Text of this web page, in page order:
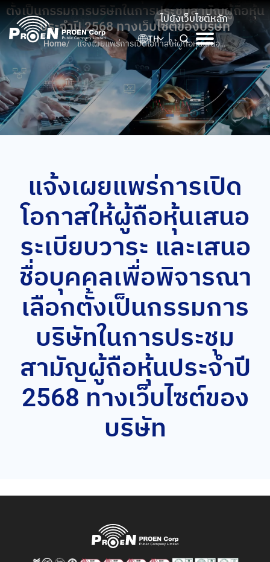
Skip
to
content
ไปยังเว็บไซต์หลัก
TH
ตั้งเป็นกรรมการบริษัทในการประชุมสามัญผู้ถือหุ้น
ประจำปี 2568 ทางเว็บไซต์ของบริษัท
Home/
แจ้งเผยแพร่การเปิดโอกาสให้ผู้ถือหุ้นเสนอ
ระเบียบวาระ และเสนอชื่อบุคคลเพื่อพิจารณา
เลือกตั้งเป็นกรรมการบริษัทในการประชุม
สามัญผู้ถือหุ้นประจำปี 2568 ทางเว็บไซต์ของ
บริษัท
แจ้งเผยแพร่การเปิด
โอกาสให้ผู้ถือหุ้นเสนอ
ระเบียบวาระ และเสนอ
ชื่อบุคคลเพื่อพิจารณา
เลือกตั้งเป็นกรรมการ
บริษัทในการประชุม
สามัญผู้ถือหุ้นประจำปี
2568 ทางเว็บไซต์ของ
บริษัท